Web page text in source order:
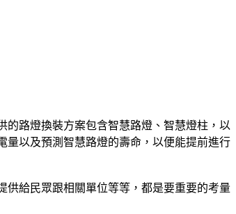
的路燈換裝方案包含智慧路燈、智慧燈柱，以
量以及預測智慧路燈的壽命，以便能提前進行
供給民眾跟相關單位等等，都是要重要的考量